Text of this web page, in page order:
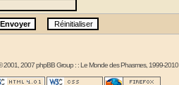
2001, 2007 phpBB Group : :Le Monde des Phasmes, 1999-2010